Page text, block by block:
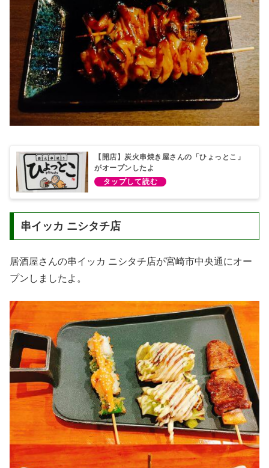
【開店】炭火串焼き屋さんの「ひょっとこ」
がオープンしたよ
串イッカ ニシタチ店
居酒屋さんの串イッカ ニシタチ店が宮崎市中央通にオー
プンしましたよ。